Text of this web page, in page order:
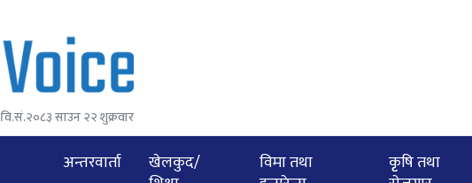
वि.सं.२०८३ साउन २२ शुक्रवार
अन्तरवार्ता
खेलकुद/
विमा तथा
कृृषि तथा